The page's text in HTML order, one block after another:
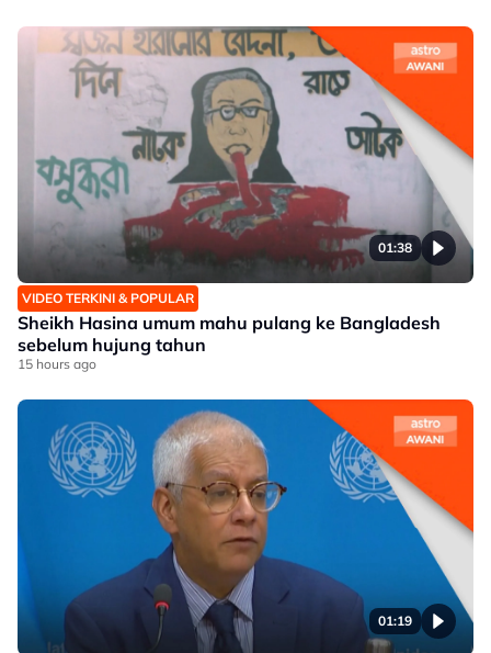
01:38
VIDEO TERKINI & POPULAR
Sheikh Hasina umum mahu pulang ke Bangladesh
sebelum hujung tahun
15 hours ago
01:19